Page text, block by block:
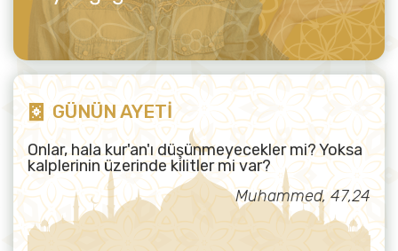
GÜNÜN AYETİ
Onlar, hala kur'an'ı düşünmeyecekler mi? Yoksa
kalplerinin üzerinde kilitler mi var?
Muhammed, 47,24